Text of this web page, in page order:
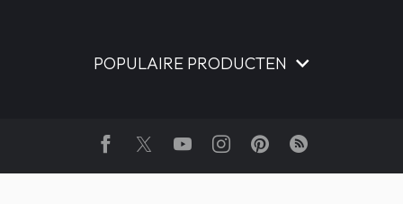
POPULAIRE PRODUCTEN